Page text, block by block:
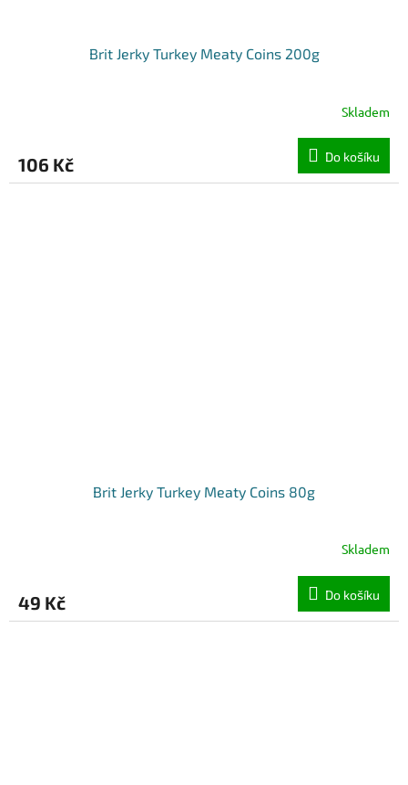
Brit Jerky Turkey Meaty Coins 200g
Skladem
106 Kč Do košíku
Brit Jerky Turkey Meaty Coins 80g
Skladem
49 Kč Do košíku